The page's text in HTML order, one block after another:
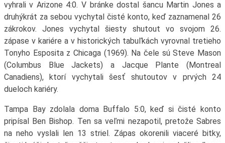
vyhrali v Arizone 4:0. V bránke dostal šancu Martin Jones a
druhýkrát za sebou vychytal čisté konto, keď zaznamenal 26
zákrokov. Jones vychytal šiesty shutout vo svojom 26.
zápase v kariére a v historických tabuľkách vyrovnal tretieho
Tonyho Esposita z Chicaga (1969). Na čele sú Steve Mason
(Columbus Blue Jackets) a Jacque Plante (Montreal
Canadiens), ktorí vychytali šesť shutoutov v prvých 24
dueloch kariéry.
Tampa Bay zdolala doma Buffalo 5:0, keď si čisté konto
pripísal Ben Bishop. Ten sa veľmi nezapotil, pretože Sabres
na neho vyslali len 13 striel. Zápas okorenili viaceré bitky,